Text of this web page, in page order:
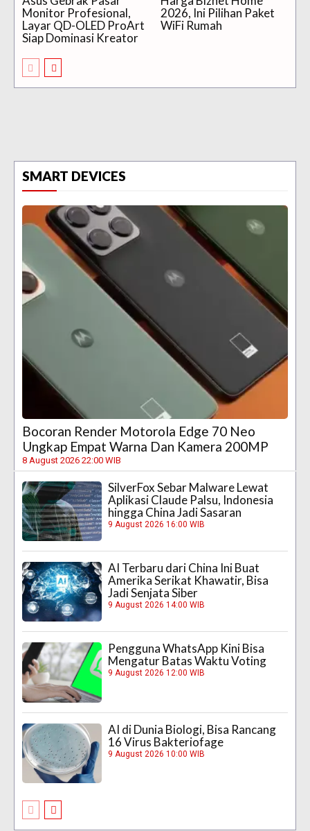
Monitor Profesional,
Layar QD-OLED ProArt
Siap Dominasi Kreator
2026, Ini Pilihan Paket
WiFi Rumah
SMART DEVICES
Bocoran Render Motorola Edge 70 Neo
Ungkap Empat Warna Dan Kamera 200MP
8 August 2026 22:00 WIB
SilverFox Sebar Malware Lewat
Aplikasi Claude Palsu, Indonesia
hingga China Jadi Sasaran
9 August 2026 16:00 WIB
AI Terbaru dari China Ini Buat
Amerika Serikat Khawatir, Bisa
Jadi Senjata Siber
9 August 2026 14:00 WIB
Pengguna WhatsApp Kini Bisa
Mengatur Batas Waktu Voting
9 August 2026 12:00 WIB
AI di Dunia Biologi, Bisa Rancang
16 Virus Bakteriofage
9 August 2026 10:00 WIB